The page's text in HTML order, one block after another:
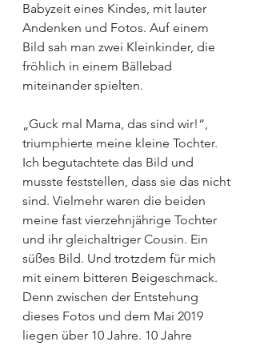
Babyzeit eines Kindes, mit lauter
Andenken und Fotos. Auf einem
Bild sah man zwei Kleinkinder, die
fröhlich in einem Bällebad
miteinander spielten.
„Guck mal Mama, das sind wir!“,
triumphierte meine kleine Tochter.
Ich begutachtete das Bild und
musste feststellen, dass sie das nicht
sind. Vielmehr waren die beiden
meine fast vierzehnjährige Tochter
und ihr gleichaltriger Cousin. Ein
süßes Bild. Und trotzdem für mich
mit einem bitteren Beigeschmack.
Denn zwischen der Entstehung
dieses Fotos und dem Mai 2019
liegen über 10 Jahre. 10 Jahre